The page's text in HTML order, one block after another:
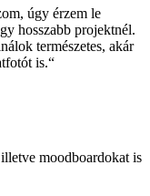
úgy érzem le
hosszabb projektnél.
természetes, akár
is.“
moodboardokat is